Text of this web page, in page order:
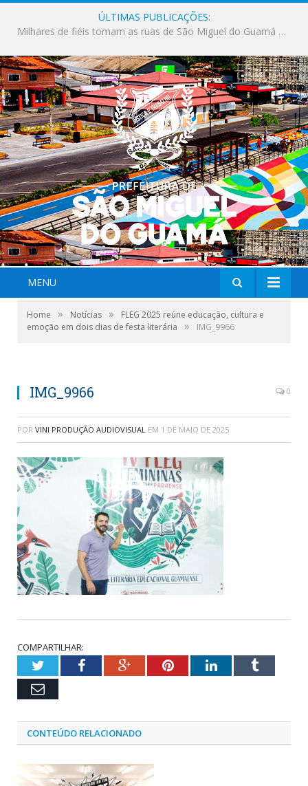
ÚLTIMAS PUBLICAÇÕES:
Milhares de fiéis tomam as ruas de São Miguel do Guamá em uma grande celebração de fé na Marcha para Jesus 2026.
MENU
Home » Notícias »
FLEG 2025 reúne educação, cultura e
emoção em dois dias de festa literária
» IMG_9966
IMG_9966 0
POR VINI PRODUÇÃO AUDIOVISUAL EM 1 DE MAIO DE 2025
COMPARTILHAR:
TwitterFacebookGoogle+PinterestLinkedInTumblr
Email
CONTEÚDO RELACIONADO